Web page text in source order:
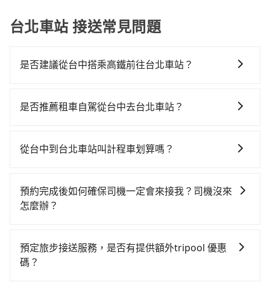
台北車站 接送常見問題
是否建議從台中搭乘高鐵前往台北車站？
時、較貴！從最早06:05一直到23:03，台中-台北一天最
車程約17分鐘。抵達高鐵站後，步行進站、現場購票並
元，再用15分鐘出站。全程加上轉車時間共1小時49分
鐘，假設3位同行，高鐵加轉乘之平均每人花費為800
tripool並到府專車接送，則每人平均花費約780元，費
時1小時51分鐘。長距離移動確實搭乘高鐵可以比坐車快
是否推薦租車自駕從台中去台北車站？
不小。租車公司一般以天為單位計費，小轎車如Toyota
$4,500，油錢（每公里約3元）、eTag（每公里約1
元）、路邊停車（每小時約40元）、保險費、罰單另
車公司都沒法提供甲租乙還的服務，所以要不當天就需
往返台中與台北車站，不然就是需要一次租用多天，如
從台中到台北車站叫計程車划算嗎？
灣大車隊、Uber、Line Taxi、Yoxi等，如果在路邊攔不
到車，也可考慮打電話至附近的計程車隊，如TND皇家
但如改預約tripool可省高達$2,500。台中市有些計程車
司機不按錶計費，約有27%會採現場議價，建議最好先
預約完成後如何確保司機一定會來接我？司機沒來
怎麼辦？
派車。在出發前一天晚上八點時，會透過電子郵件與簡
訊提供司機的姓名、電話、車牌、車型等資訊，如在約
預定旅步接送服務，是否有提供額外tripool 優惠
碼？